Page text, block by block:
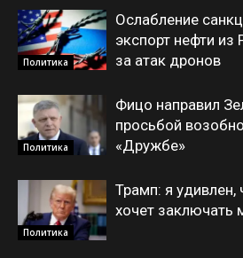
Политика
Ослабление
экспорт нефти
за атак дронов
Политика
Фицо направил
просьбой
«Дружбе»
Политика
Трамп: я удивлен,
хочет заключать